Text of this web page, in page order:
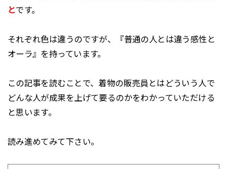
とです。
それぞれ色は違うのですが、『普通の人とは違う感性と
オーラ』を持っています。
この記事を読むことで、着物の販売員とはどういう人で
どんな人が成果を上げて要るのかをわかっていただける
と思います。
読み進めてみて下さい。